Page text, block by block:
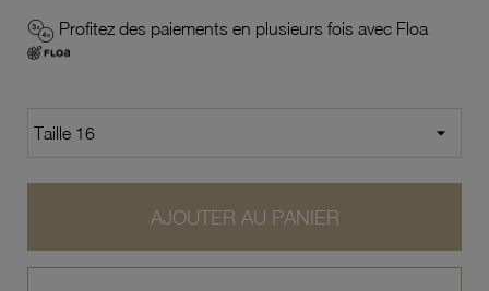
Profitez des paiements en plusieurs fois avec Floa
AJOUTER AU PANIER